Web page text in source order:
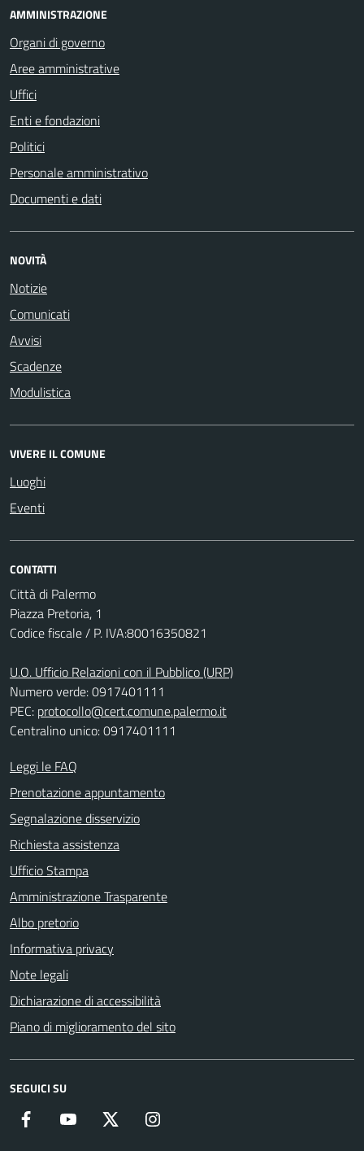
AMMINISTRAZIONE
Organi di governo
Aree amministrative
Uffici
Enti e fondazioni
Politici
Personale amministrativo
Documenti e dati
NOVITÀ
Notizie
Comunicati
Avvisi
Scadenze
Modulistica
VIVERE IL COMUNE
Luoghi
Eventi
CONTATTI
Città di Palermo
Piazza Pretoria, 1
Codice fiscale / P. IVA:80016350821
U.O. Ufficio Relazioni con il Pubblico (URP)
Numero verde: 0917401111
PEC: protocollo@cert.comune.palermo.it
Centralino unico: 0917401111
Leggi le FAQ
Prenotazione appuntamento
Segnalazione disservizio
Richiesta assistenza
Ufficio Stampa
Amministrazione Trasparente
Albo pretorio
Informativa privacy
Note legali
Dichiarazione di accessibilità
Piano di miglioramento del sito
SEGUICI SU
Facebook YouTube Twitter